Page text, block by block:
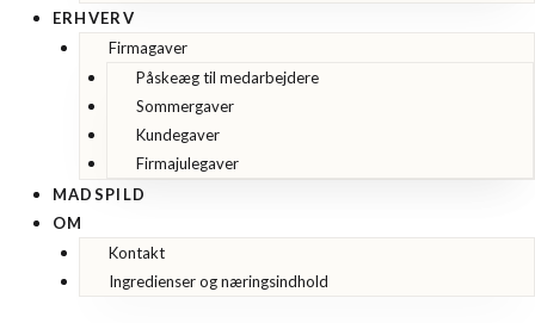
ERHVERV
Firmagaver
Påskeæg til medarbejdere
Sommergaver
Kundegaver
Firmajulegaver
MADSPILD
OM
Kontakt
Ingredienser og næringsindhold